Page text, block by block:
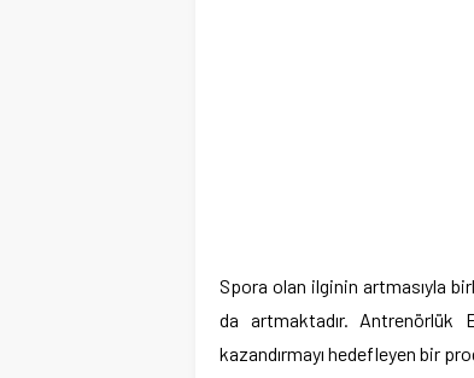
Spora olan ilginin artmasıyla
da artmaktadır.
kazandırmayı hedefleyen bir